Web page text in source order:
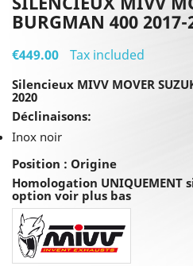
BURGMAN 400 2017-
€449.00 Tax included
Silencieux MIVV MOVER
2020
Déclinaisons:
Inox noir
Position : Origine
Homologation UNIQUEMENT
option voir plus bas